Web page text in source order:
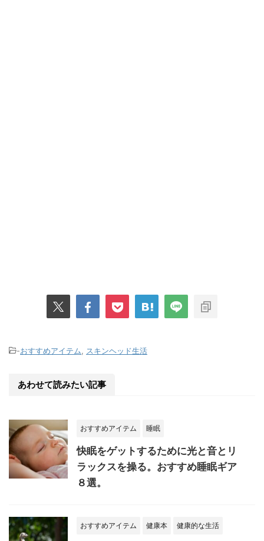
-おすすめアイテム スキンヘッド生活
あわせて読みたい記事
おすすめアイテム 睡眠
快眠をゲットするために光と音とリ
ラックスを操る。おすすめ睡眠ギア
８選。
おすすめアイテム 健康本 健康的な生活